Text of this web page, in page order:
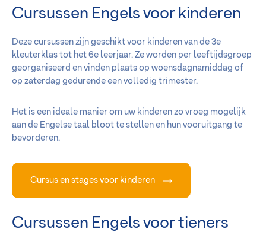
Cursussen Engels voor kinderen
Deze cursussen zijn geschikt voor kinderen van de 3e
kleuterklas tot het 6e leerjaar. Ze worden per leeftijdsgroep
georganiseerd en vinden plaats op woensdagnamiddag of
op zaterdag gedurende een volledig trimester.
Het is een ideale manier om uw kinderen zo vroeg mogelijk
aan de Engelse taal bloot te stellen en hun vooruitgang te
bevorderen.
Cursus en stages voor kinderen
Cursussen Engels voor tieners